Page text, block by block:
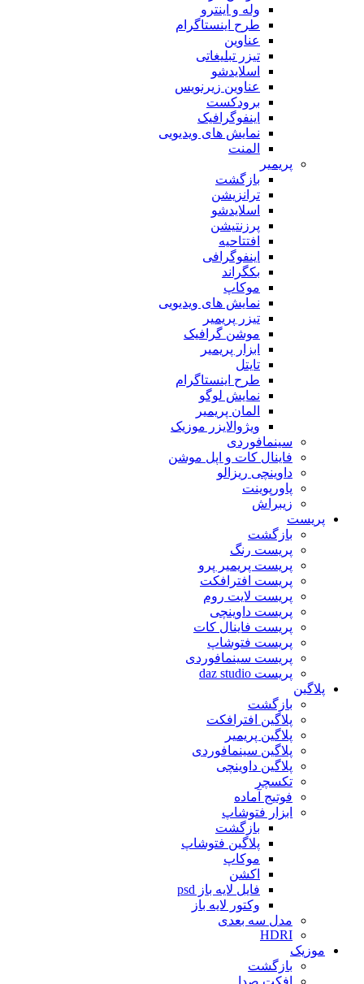
وله و اینترو
طرح اینستاگرام
عناوین
تیزر تبلیغاتی
اسلایدشو
عناوین زیرنویس
برودکست
اینفوگرافیک
نمایش های ویدیویی
المنت
پریمیر
بازگشت
ترانزیشن
اسلایدشو
پرزنتیشن
افتتاحیه
اینفوگرافی
بکگراند
موکاپ
نمایش های ویدیویی
تیزر پریمیر
موشن گرافیک
ابزار پریمیر
تایتل
طرح اینستاگرام
نمایش لوگو
المان پریمیر
ویژوالایزر موزیک
سینمافوردی
فاینال کات و اپل موشن
داوینچی ریزالو
پاورپوینت
زیبراش
پریست
بازگشت
پریست رنگ
پریست پریمیر پرو
پریست افترافکت
پریست لایت روم
پریست داوینچی
پریست فاینال کات
پریست فتوشاپ
پریست سینمافوردی
پریست daz studio
پلاگین
بازگشت
پلاگین افترافکت
پلاگین پریمیر
پلاگین سینمافوردی
پلاگین داوینچی
تکسچر
فوتیج آماده
ابزار فتوشاپ
بازگشت
پلاگین فتوشاپ
موکاپ
اکشن
فایل لایه باز psd
وکتور لایه باز
مدل سه بعدی
HDRI
موزیک
بازگشت
افکت صدا